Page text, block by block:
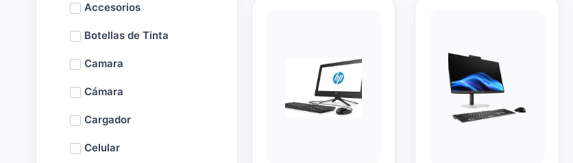
Accesorios
Botellas de Tinta
Camara
Cámara
Cargador
Celular